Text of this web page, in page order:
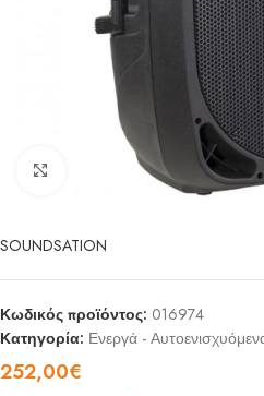
Click to enlarge
SOUNDSATION
Κωδικός προϊόντος: 016974
Κατηγορία: Ενεργά -
252,00€